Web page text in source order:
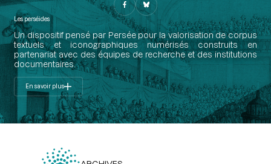
Les perséides
Un dispositif pensé par Persée pour la valorisation de corpus
textuels et iconographiques numérisés construits en
partenariat avec des équipes de recherche et des institutions
documentaires.
En savoir plus